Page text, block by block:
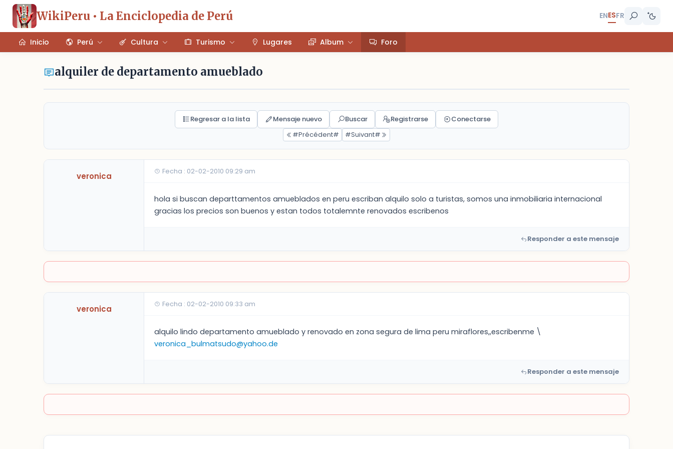
WikiPeru • La Enciclopedia de Perú ENESFR
Inicio Perú Cultura Turismo Lugares Album Foro
alquiler de departamento amueblado
Regresar a la lista Mensaje nuevo Buscar Registrarse
Conectarse
#Précédent#
#Suivant#
veronica Fecha : 02-02-2010 09:29 am
hola si buscan departtamentos amueblados en peru escriban alquilo solo a turistas, somos una inmobiliaria internacional
gracias los precios son buenos y estan todos totalemnte renovados escribenos
Responder a este mensaje
veronica Fecha : 02-02-2010 09:33 am
alquilo lindo departamento amueblado y renovado en zona segura de lima peru miraflores,,escribenme \
veronica_bulmatsudo@yahoo.de
Responder a este mensaje